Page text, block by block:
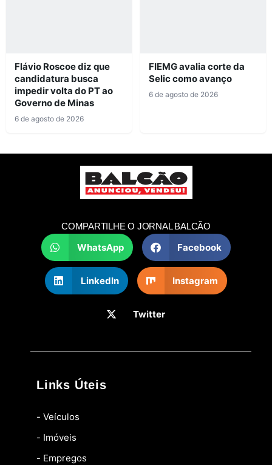
Flávio Roscoe diz que
candidatura busca
impedir volta do PT ao
Governo de Minas
6 de agosto de 2026
FIEMG avalia corte da
Selic como avanço
6 de agosto de 2026
COMPARTILHE O JORNAL BALCÃO
WhatsApp Facebook
LinkedIn Instagram
Twitter
Links Úteis
- Veículos
- Imóveis
- Empregos